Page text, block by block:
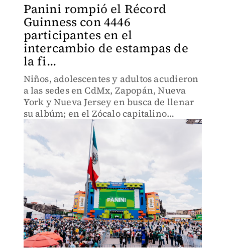
Panini rompió el Récord
Guinness con 4446
participantes en el
intercambio de estampas de
la fi...
Niños, adolescentes y adultos acudieron
a las sedes en CdMx, Zapopán, Nueva
York y Nueva Jersey en busca de llenar
su albúm; en el Zócalo capitalino
también hubo baile y activaciones de los
patrocinadores